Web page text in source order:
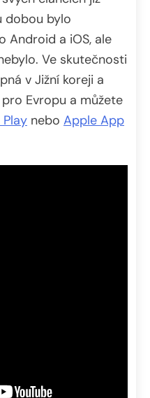
dobou bylo
Android a iOS, ale
Ve skutečnosti
v Jižní koreji a
Evropu a můžete
nebo Apple App